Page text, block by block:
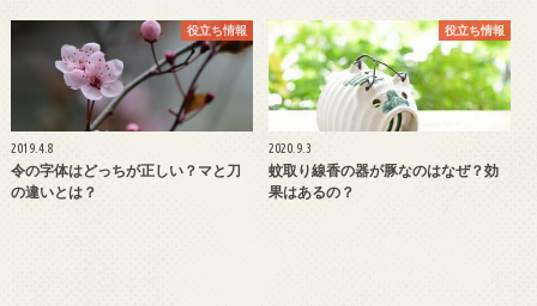
役立ち情報
2019.4.8
令の字体はどっちが正しい？マと刀
の違いとは？
役立ち情報
2020.9.3
蚊取り線香の器が豚なのはなぜ？効
果はあるの？